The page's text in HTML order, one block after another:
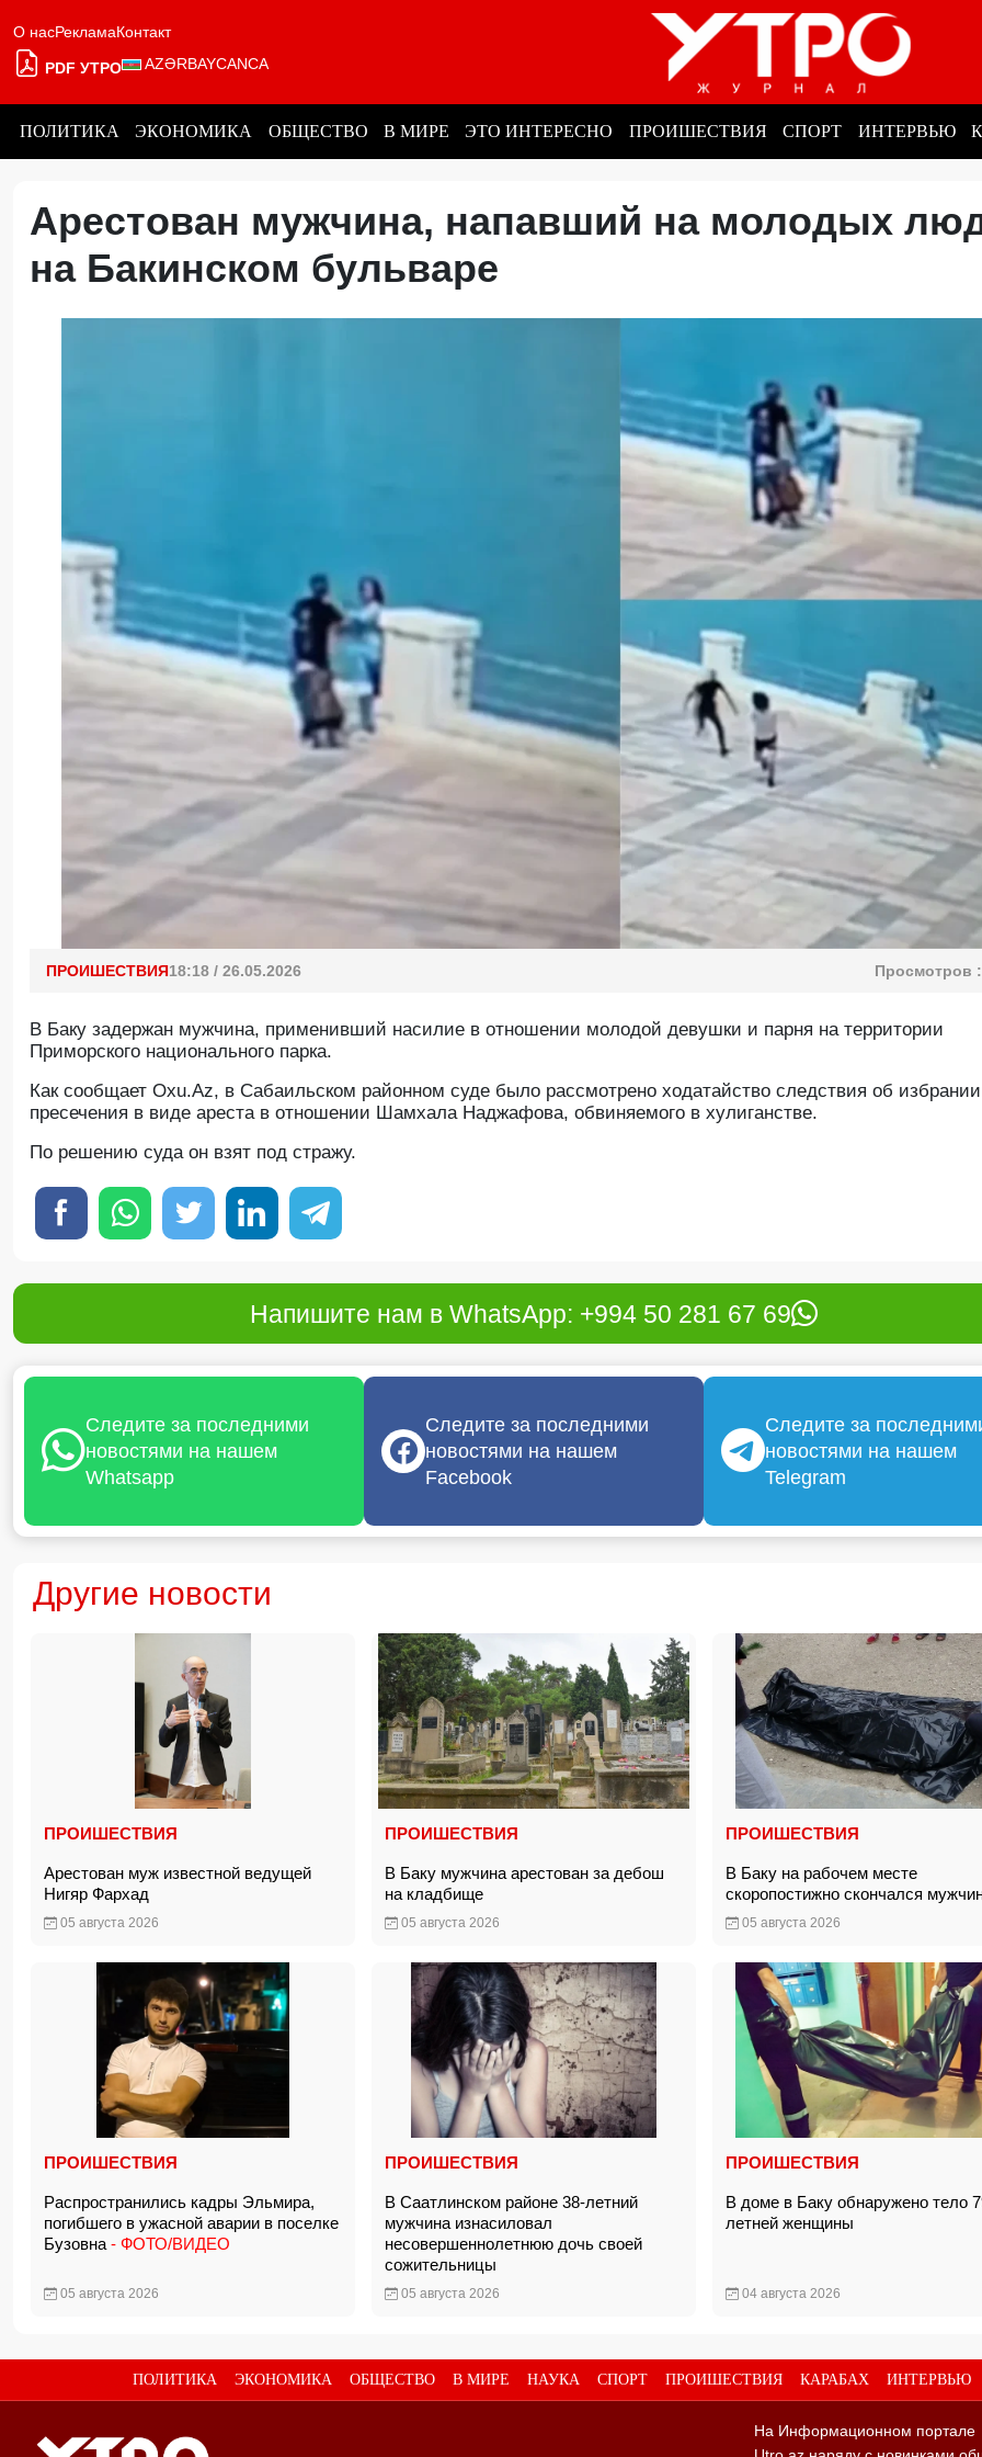
О насРекламаКонтакт
PDF УТРО AZƏRBAYCANCA
ПОЛИТИКА ЭКОНОМИКА ОБЩЕСТВО В МИРЕ ЭТО ИНТЕРЕСНО ПРОИШЕСТВИЯ СПОРТ ИНТЕРВЬЮ
Арестован мужчина, напавший на молодых
на Бакинском бульваре
ПРОИШЕСТВИЯ18:18 / 26.05.2026 Просмотров :
В Баку задержан мужчина, применивший насилие в отношении молодой девушки и парня на территории
Приморского национального парка.
Как сообщает Oxu.Az, в Сабаильском районном суде было рассмотрено ходатайство следствия об
пресечения в виде ареста в отношении Шамхала Наджафова, обвиняемого в хулиганстве.
По решению суда он взят под стражу.
Напишите нам в WhatsApp: +994 50 281 67 69
Следите за последними
новостями на нашем
Whatsapp
Следите за последними
новостями на нашем
Facebook
Следите за
новостями на нашем
Telegram
Другие новости
ПРОИШЕСТВИЯ
Арестован муж известной ведущей
Нигяр Фархад
05 августа 2026
ПРОИШЕСТВИЯ
В Баку мужчина арестован за дебош
на кладбище
05 августа 2026
ПРОИШЕСТВИЯ
В Баку на рабочем месте
скоропостижно скончался
05 августа 2026
ПРОИШЕСТВИЯ
Распространились кадры Эльмира,
погибшего в ужасной аварии в поселке
Бузовна - ФОТО/ВИДЕО
05 августа 2026
ПРОИШЕСТВИЯ
В Саатлинском районе 38-летний
мужчина изнасиловал
несовершеннолетнюю дочь своей
сожительницы
05 августа 2026
ПРОИШЕСТВИЯ
В доме в Баку обнаружено тело
летней женщины
04 августа 2026
ПОЛИТИКА ЭКОНОМИКА ОБЩЕСТВО В МИРЕ НАУКА СПОРТ ПРОИШЕСТВИЯ КАРАБАХ ИНТЕРВЬЮ
На Информационном портале